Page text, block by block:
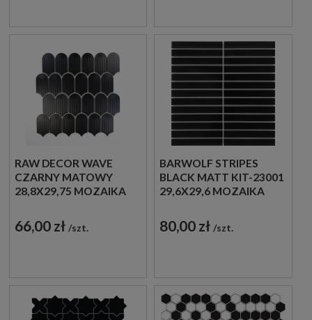
RAW DECOR WAVE
CZARNY MATOWY
28,8X29,75 MOZAIKA
66,00 zł szt.
BARWOLF STRIPES
BLACK MATT KIT-23001
29,6X29,6 MOZAIKA
80,00 zł szt.